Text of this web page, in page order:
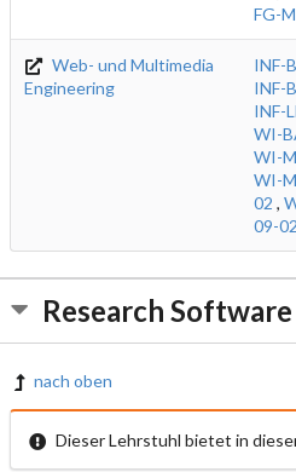
FG-
Web- und Multimedia
Engineering
INF-
INF-
INF-
WI-
WI-
WI-
02 ,
09-
Research
nach oben
Dieser Lehrstuhl bietet in